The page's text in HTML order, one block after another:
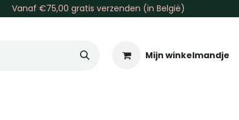
Vanaf €75,00 gratis verzenden (in België)
Mijn winkelmandje